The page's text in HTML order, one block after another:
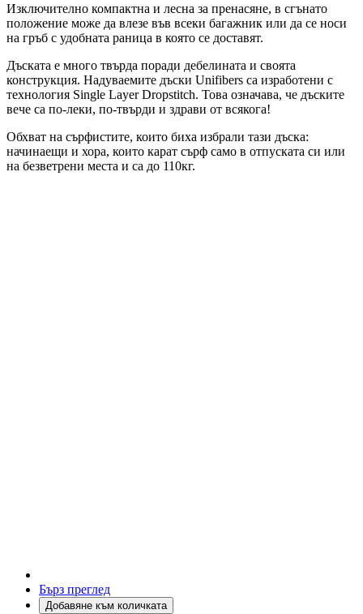
Изключително компактна и лесна за пренасяне, в сгънато
положение може да влезе във всеки багажник или да се носи
на гръб с удобната раница в която се доставят.
Дъската е много твърда поради дебелината и своята
конструкция. Надуваемите дъски Unifibers са изработени с
технология Single LayerDropstitch. Това означава, че дъските
вече са по-леки, по-твърди и здрави от всякога!
Обхват на сърфистите, които биха избрали тази дъска:
начинаещи и хора, които карат сърф само в отпуската си или
на безветрени места и са до 110кг.
Бърз преглед
Добавяне към количката